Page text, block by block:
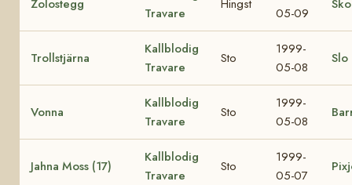
Zolostegg
Travare
Hingst
05-09
Trollstjärna
Kallblodig
Travare
Sto
1999-
05-08
Slo
Vonna
Kallblodig
Travare
Sto
1999-
05-08
Jahna Moss (17)
Kallblodig
Travare
Sto
1999-
05-07